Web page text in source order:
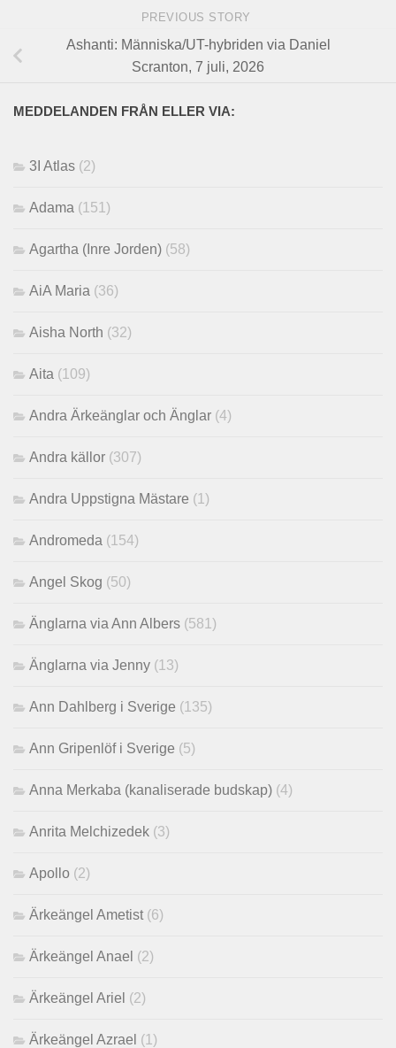
PREVIOUS STORY
Ashanti: Människa/UT-hybriden via Daniel
Scranton, 7 juli, 2026
MEDDELANDEN FRÅN ELLER VIA:
3I Atlas (2)
Adama (151)
Agartha (Inre Jorden) (58)
AiA Maria (36)
Aisha North (32)
Aita (109)
Andra Ärkeänglar och Änglar (4)
Andra källor (307)
Andra Uppstigna Mästare (1)
Andromeda (154)
Angel Skog (50)
Änglarna via Ann Albers (581)
Änglarna via Jenny (13)
Ann Dahlberg i Sverige (135)
Ann Gripenlöf i Sverige (5)
Anna Merkaba (kanaliserade budskap) (4)
Anrita Melchizedek (3)
Apollo (2)
Ärkeängel Ametist (6)
Ärkeängel Anael (2)
Ärkeängel Ariel (2)
Ärkeängel Azrael (1)